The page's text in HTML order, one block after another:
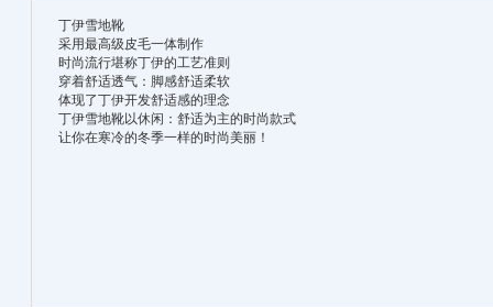
丁伊雪地靴
采用最高级皮毛一体制作
时尚流行堪称丁伊的工艺准则
穿着舒适透气：脚感舒适柔软
体现了丁伊开发舒适感的理念
丁伊雪地靴以休闲：舒适为主的时尚款式
让你在寒冷的冬季一样的时尚美丽！